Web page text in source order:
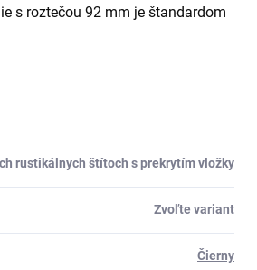
s roztečou 92 mm je štandardom
rustikálnych štítoch s prekrytím vložky
Zvoľte variant
Čierny